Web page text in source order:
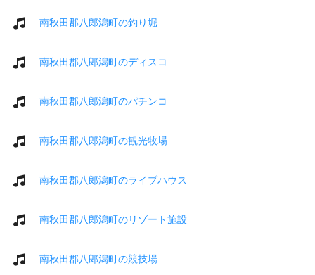
南秋田郡八郎潟町の釣り堀
南秋田郡八郎潟町のディスコ
南秋田郡八郎潟町のパチンコ
南秋田郡八郎潟町の観光牧場
南秋田郡八郎潟町のライブハウス
南秋田郡八郎潟町のリゾート施設
南秋田郡八郎潟町の競技場